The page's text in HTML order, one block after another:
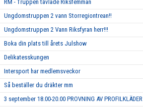
RM - Truppen tävlade Riksfemman
Ungdomstruppen 2 vann Storregiontrean!!
Ungdomstruppen 2 Vann Riksfyran herr!!!
Boka din plats till årets Julshow
Delikatesskungen
Intersport har medlemsveckor
Så beställer du dräkter mm
3 september 18.00-20.00 PROVNING AV PROFILKLÄDER